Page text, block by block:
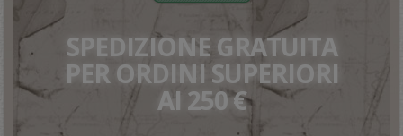
SPEDIZIONE GRATUITA
PER ORDINI SUPERIORI
AI 250 €